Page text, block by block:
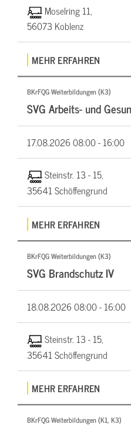
Moselring 11,
56073 Koblenz
MEHR ERFAHREN
BKrFQG Weiterbildungen (K3)
SVG Arbeits- und
17.08.202608:00 - 16:00
Steinstr. 13 - 15,
35641 Schöffengrund
MEHR ERFAHREN
BKrFQG Weiterbildungen (K3)
SVG Brandschutz IV
18.08.202608:00 - 16:00
Steinstr. 13 - 15,
35641 Schöffengrund
MEHR ERFAHREN
BKrFQG Weiterbildungen (K1, K3)